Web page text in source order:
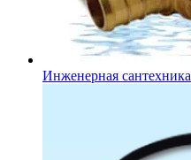
Инженерная сантехника